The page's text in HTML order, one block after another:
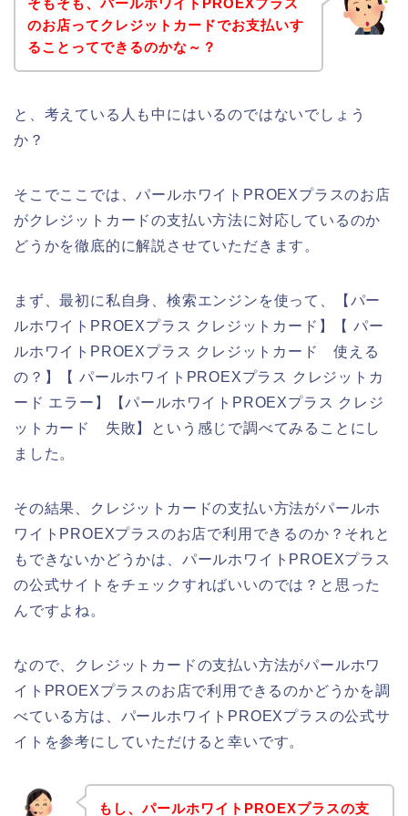
そもそも、パールホワイトPROEXプラス
のお店ってクレジットカードでお支払いす
ることってできるのかな～？
と、考えている人も中にはいるのではないでしょう
か？
そこでここでは、パールホワイトPROEXプラスのお店
がクレジットカードの支払い方法に対応しているのか
どうかを徹底的に解説させていただきます。
まず、最初に私自身、検索エンジンを使って、【パー
ルホワイトPROEXプラス クレジットカード】【 パー
ルホワイトPROEXプラス クレジットカード 使える
の？】【 パールホワイトPROEXプラス クレジットカ
ード エラー】【パールホワイトPROEXプラス クレジ
ットカード 失敗】という感じで調べてみることにし
ました。
その結果、クレジットカードの支払い方法がパールホ
ワイトPROEXプラスのお店で利用できるのか？それと
もできないかどうかは、パールホワイトPROEXプラス
の公式サイトをチェックすればいいのでは？と思った
んですよね。
なので、クレジットカードの支払い方法がパールホワ
イトPROEXプラスのお店で利用できるのかどうかを調
べている方は、パールホワイトPROEXプラスの公式サ
イトを参考にしていただけると幸いです。
もし、パールホワイトPROEXプラスの支